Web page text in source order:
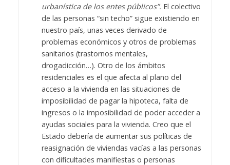
urbanística de los entes públicos”. El colectivo
de las personas “sin techo” sigue existiendo en
nuestro país, unas veces derivado de
problemas económicos y otros de problemas
sanitarios (trastornos mentales,
drogadicción…). Otro de los ámbitos
residenciales es el que afecta al plano del
acceso a la vivienda en las situaciones de
imposibilidad de pagar la hipoteca, falta de
ingresos o la imposibilidad de poder acceder a
ayudas sociales para la vivienda. Creo que el
Estado debería de aumentar sus políticas de
reasignación de viviendas vacías a las personas
con dificultades manifiestas o personas